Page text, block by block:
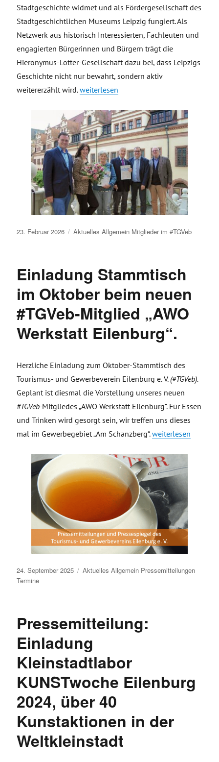
Stadtgeschichte widmet und als Fördergesellschaft des
Stadtgeschichtlichen Museums Leipzig fungiert. Als
Netzwerk aus historisch Interessierten, Fachleuten und
engagierten Bürgerinnen und Bürgern trägt die
Hieronymus-Lotter-Gesellschaft dazu bei, dass Leipzigs
Geschichte nicht nur bewahrt, sondern aktiv
weitererzählt wird.„Hieronymus-Lotter-Gesellschaft“
weiterlesen
Veröffentlicht
23. Februar 2026 Aktuelles Allgemein Mitglieder im #TGVeb
Einladung Stammtisch
im Oktober beim neuen
#TGVeb-Mitglied „AWO
Werkstatt Eilenburg“.
Herzliche Einladung zum Oktober-Stammtisch des
Tourismus- und Gewerbeverein Eilenburg e. V.(#TGVeb).
Geplant ist diesmal die Vorstellung unseres neuen
#TGVeb-Mitgliedes „AWO Werkstatt Eilenburg“. Für Essen
und Trinken wird gesorgt sein, wir treffen uns dieses
mal im Gewerbegebiet „Am Schanzberg“.„Einladung
weiterlesen
Veröffentlicht
am
24. September 2025 Aktuelles Allgemein Pressemitteilungen
Termine
Pressemitteilung:
Einladung
Kleinstadtlabor
KUNSTwoche Eilenburg
2024, über 40
Kunstaktionen in der
Weltkleinstadt